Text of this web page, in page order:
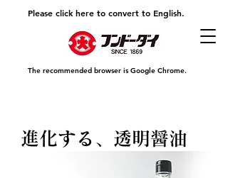
Please click here to convert to English.
The recommended browser is Google Chrome.
進化する、透明醤油